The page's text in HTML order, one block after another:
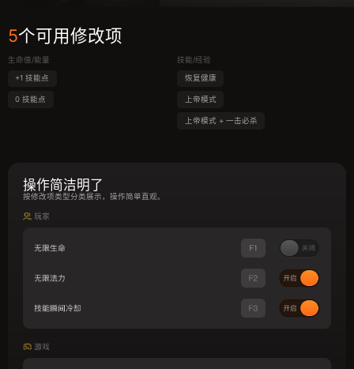
5个可用修改项
生命值/能量
+1 技能点
0 技能点
技能/经验
恢复健康
上帝模式
上帝模式 + 一击必杀
操作简洁明了
按修改项类型分类展示，操作简单直观。